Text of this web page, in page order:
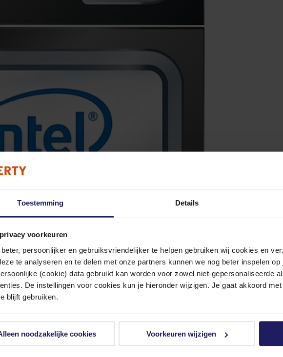
Toestemming Details
voorkeuren
persoonlijker en gebruiksvriendelijker te helpen gebruiken wij cookies en
te analyseren en te delen met onze partners kunnen we nog beter inspelen
(cookie) data gebruikt kan worden voor zowel niet-gepersonaliseerde
De instellingen voor cookies kun je hieronder wijzigen. Je gaat akkoord
blijft gebruiken.
noodzakelijke cookies Voorkeuren wijzigen